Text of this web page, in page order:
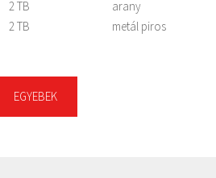
2 TB
arany
2 TB
metál piros
EGYEBEK